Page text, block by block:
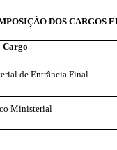
DOS CARGOS
Cargo
de Entrância Final
Ministerial